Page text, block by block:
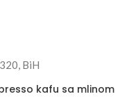
BiH
kafu sa mlinom